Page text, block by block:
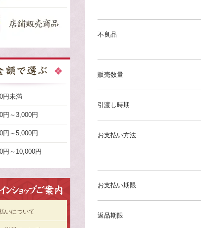
不良品
販売数量
引渡し時期
お支払い方法
お支払い期限
返品期限
円未満
円～3,000円
円～5,000円
円～10,000円
いについて